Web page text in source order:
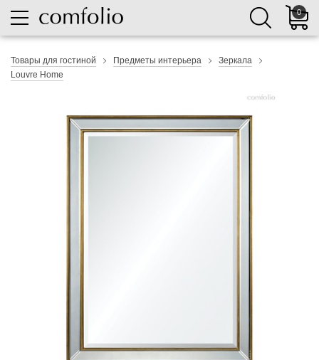
0
Товары для гостиной Предметы интерьера
Зеркала
Louvre Home